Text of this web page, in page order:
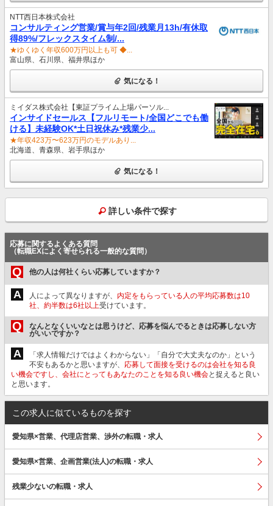
NTT西日本株式会社
コンサルティング営業/賞与年2回/残業月13h/有休取
得89%/フレックスタイム制/...
★ゆくゆく年収600万円以上も可 ◆...
富山県、石川県、福井県ほか
気になる！
ミイダス株式会社【東証プライム上場パーソル...
インサイドセールス【フルリモート/全国どこでも働
ける】未経験OK*土日祝休み*残業少...
★年収423万〜623万円のモデルあり...
北海道、青森県、岩手県ほか
気になる！
詳しい条件で探す
応募に関するよくある質問
（転職EXによく寄せられる一般的な質問）
Q 他の人は何社くらい応募していますか？
A 人によって異なりますが、 内定をもらっている人の平均応募数は10
社、約半数は6社以上受けています。
Q
なんとなくいいなとは思うけど、応募を悩んでるときは応募しない方
がいいですか？
A
「求人情報だけではよくわからない」「自分で大丈夫なのか」という
不安もあるかと思いますが、 応募して面接を受けるのは会社を知る良
い機会ですし、会社にとってもあなたのことを知る良い機会と捉えると良い
と思います。
この求人に似ているものを探す
愛知県×営業、代理店営業、渉外の転職・求人
愛知県×営業、企画営業(法人)の転職・求人
残業少ないの転職・求人